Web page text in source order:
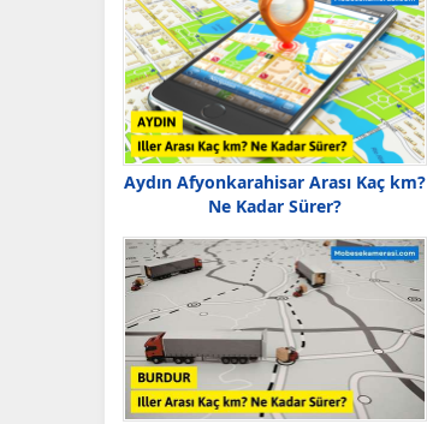
Aydın Afyonkarahisar Arası Kaç km?
Ne Kadar Sürer?